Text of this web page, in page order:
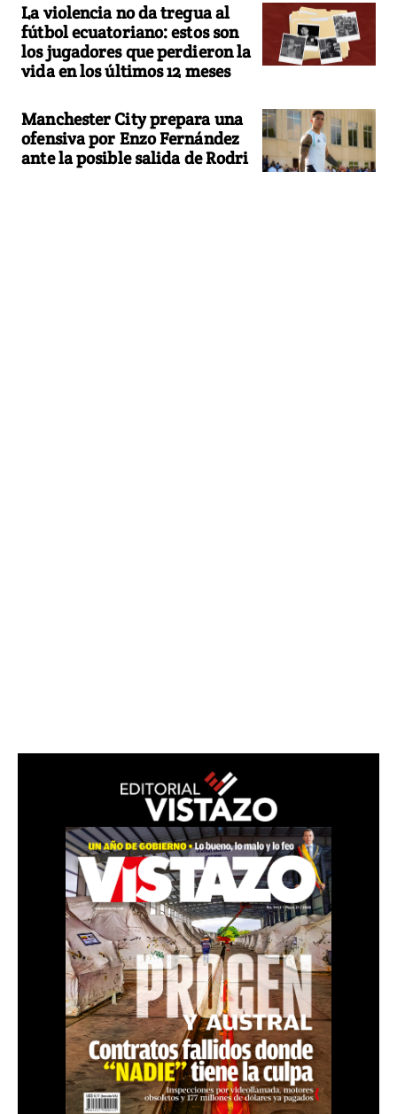
La violencia no da tregua al
fútbol ecuatoriano: estos son
los jugadores que perdieron la
vida en los últimos 12 meses
Manchester City prepara una
ofensiva por Enzo Fernández
ante la posible salida de Rodri